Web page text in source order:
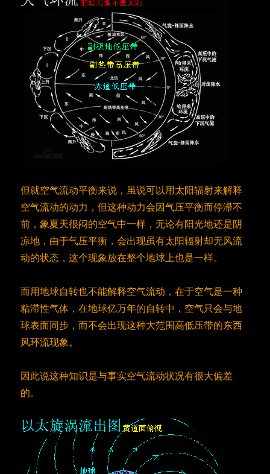
但就空气流动平衡来说，虽说可以用太阳辐射来解释
空气流动的动力，但这种动力会因气压平衡而停滞不
前，象夏天很闷的空气中一样，无论有阳光地还是阴
凉地，由于气压平衡，会出现虽有太阳辐射却无风流
动的状态，这个现象放在整个地球上也是一样。
而用地球自转也不能解释空气流动，在于空气是一种
粘滞性气体，在地球亿万年的自转中，空气只会与地
球表面同步，而不会出现这种大范围高低压带的东西
风环流现象。
因此说这种知识是与事实空气流动状况有很大偏差
的。